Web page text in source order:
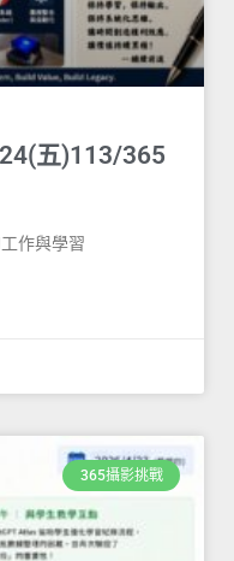
五)113/365
作與學習
365攝影挑戰